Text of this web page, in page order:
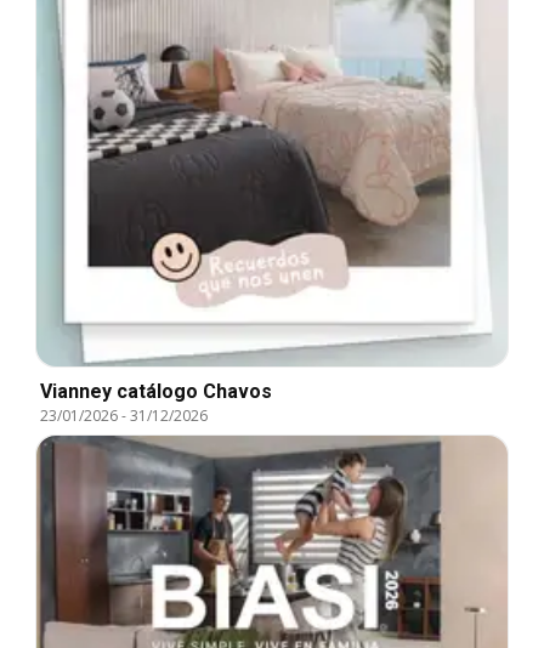
Vianney catálogo Chavos
23/01/2026-31/12/2026